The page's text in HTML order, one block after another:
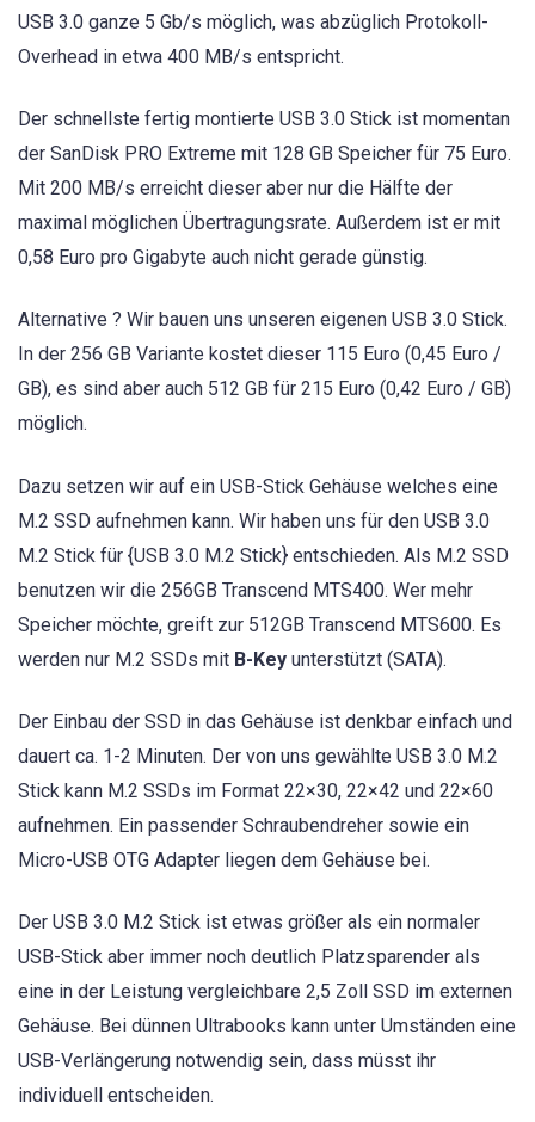
USB 3.0 ganze 5 Gb/s möglich, was abzüglich Protokoll-
Overhead in etwa 400 MB/s entspricht.
Der schnellste fertig montierte USB 3.0 Stick ist momentan
der SanDisk PRO Extreme mit 128 GB Speicher für 75 Euro.
Mit 200 MB/s erreicht dieser aber nur die Hälfte der
maximal möglichen Übertragungsrate. Außerdem ist er mit
0,58 Euro pro Gigabyte auch nicht gerade günstig.
Alternative ? Wir bauen uns unseren eigenen USB 3.0 Stick.
In der 256 GB Variante kostet dieser 115 Euro (0,45 Euro /
GB), es sind aber auch 512 GB für 215 Euro (0,42 Euro / GB)
möglich.
Dazu setzen wir auf ein USB-Stick Gehäuse welches eine
M.2 SSD aufnehmen kann. Wir haben uns für den USB 3.0
M.2 Stick für {USB 3.0 M.2 Stick} entschieden. Als M.2 SSD
benutzen wir die 256GB Transcend MTS400. Wer mehr
Speicher möchte, greift zur 512GB Transcend MTS600. Es
werden nur M.2 SSDs mit B-Key unterstützt (SATA).
Der Einbau der SSD in das Gehäuse ist denkbar einfach und
dauert ca. 1-2 Minuten. Der von uns gewählte USB 3.0 M.2
Stick kann M.2 SSDs im Format 22×30, 22×42 und 22×60
aufnehmen. Ein passender Schraubendreher sowie ein
Micro-USB OTG Adapter liegen dem Gehäuse bei.
Der USB 3.0 M.2 Stick ist etwas größer als ein normaler
USB-Stick aber immer noch deutlich Platzsparender als
eine in der Leistung vergleichbare 2,5 Zoll SSD im externen
Gehäuse. Bei dünnen Ultrabooks kann unter Umständen eine
USB-Verlängerung notwendig sein, dass müsst ihr
individuell entscheiden.